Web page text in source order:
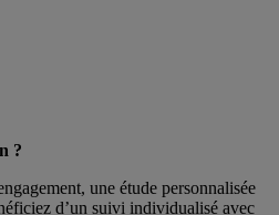
?
une étude personnalisée
d’un suivi individualisé avec